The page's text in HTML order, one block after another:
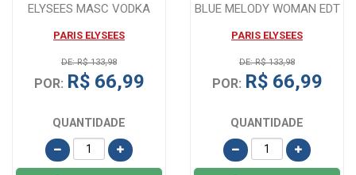
ELYSEES MASC VODKA
PARIS ELYSEES
DE: R$ 133,98
POR: R$ 66,99
QUANTIDADE
BLUE MELODY WOMAN EDT
PARIS ELYSEES
DE: R$ 133,98
POR: R$ 66,99
QUANTIDADE